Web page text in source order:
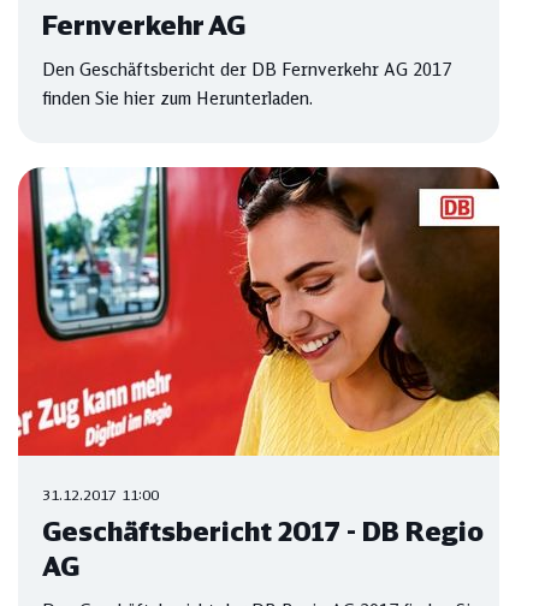
Fernverkehr AG
Den Geschäftsbericht der DB Fernverkehr AG 2017
finden Sie hier zum Herunterladen.
31.12.2017 11:00
Geschäftsbericht 2017 - DB Regio
AG